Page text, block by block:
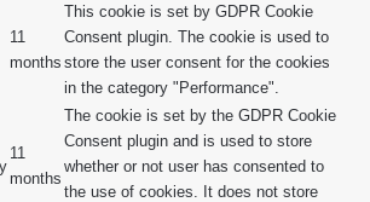
11
months
This cookie is set by GDPR Cookie
Consent plugin. The cookie is used to
store the user consent for the cookies
in the category "Performance".
11
months
The cookie is set by the GDPR Cookie
Consent plugin and is used to store
whether or not user has consented to
the use of cookies. It does not store